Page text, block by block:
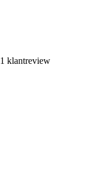
klantreview